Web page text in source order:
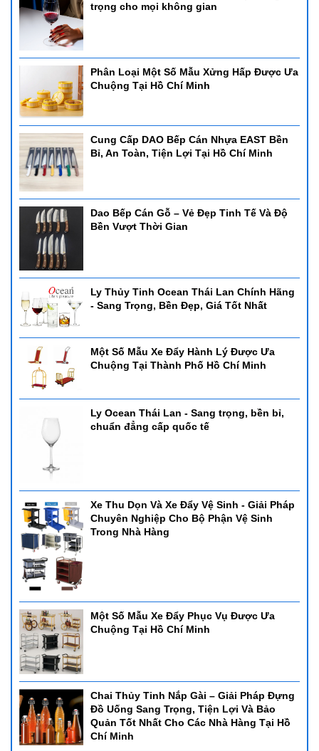
trọng cho mọi không gian
Phân Loại Một Số Mẫu Xửng Hấp Được Ưa
Chuộng Tại Hồ Chí Minh
Cung Cấp DAO Bếp Cán Nhựa EAST Bền
Bỉ, An Toàn, Tiện Lợi Tại Hồ Chí Minh
Dao Bếp Cán Gỗ – Vẻ Đẹp Tinh Tế Và Độ
Bền Vượt Thời Gian
Ly Thủy Tinh Ocean Thái Lan Chính Hãng
- Sang Trọng, Bền Đẹp, Giá Tốt Nhất
Một Số Mẫu Xe Đẩy Hành Lý Được Ưa
Chuộng Tại Thành Phố Hồ Chí Minh
Ly Ocean Thái Lan - Sang trọng, bền bỉ,
chuẩn đẳng cấp quốc tế
Xe Thu Dọn Và Xe Đẩy Vệ Sinh - Giải Pháp
Chuyên Nghiệp Cho Bộ Phận Vệ Sinh
Trong Nhà Hàng
Một Số Mẫu Xe Đẩy Phục Vụ Được Ưa
Chuộng Tại Hồ Chí Minh
Chai Thủy Tinh Nắp Gài – Giải Pháp Đựng
Đồ Uống Sang Trọng, Tiện Lợi Và Bảo
Quản Tốt Nhất Cho Các Nhà Hàng Tại Hồ
Chí Minh